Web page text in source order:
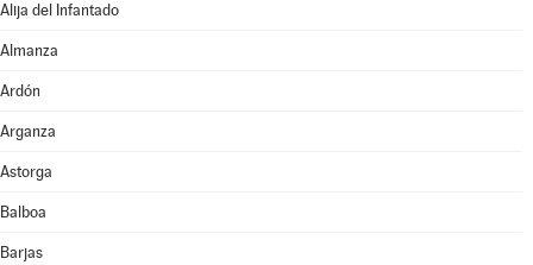
Alija del Infantado
Almanza
Ardón
Arganza
Astorga
Balboa
Barjas